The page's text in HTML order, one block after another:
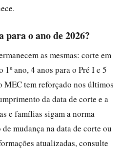
para o ano de 2026?
as mesmas: corte em
1º ano, 4 anos para o Pré I e 5
MEC tem reforçado nos últimos
da data de corte e a
e famílias sigam a norma
mudança na data de corte ou
atualizadas, consulte